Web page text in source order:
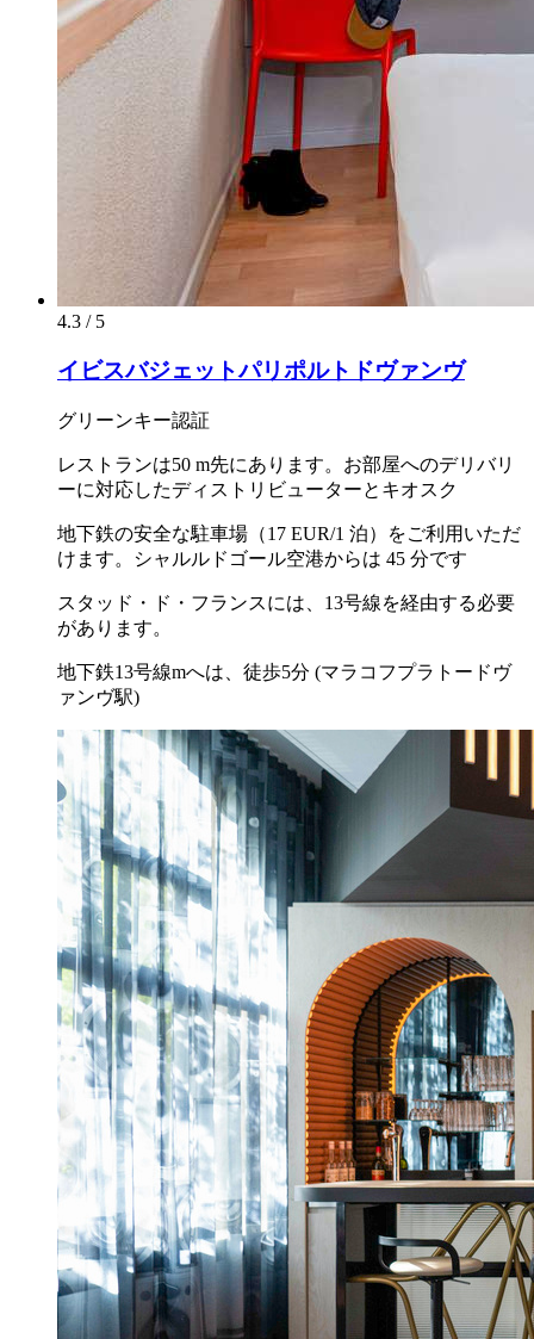
4.3 / 5
イビスバジェットパリポルトドヴァンヴ
グリーンキー認証
レストランは50 m先にあります。お部屋へのデリバリ
ーに対応したディストリビューターとキオスク
地下鉄の安全な駐車場（17 EUR/1 泊）をご利用いただ
けます。シャルルドゴール空港からは 45 分です
スタッド・ド・フランスには、13号線を経由する必要
があります。
地下鉄13号線mへは、徒歩5分 (マラコフプラトードヴ
ァンヴ駅)